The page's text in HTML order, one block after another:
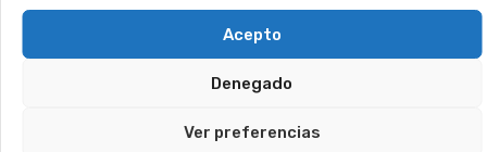
Acepto
Denegado
Ver preferencias
Las tarjetas con pago aplazado generan
intereses desproporcionados y te atrapan en
una espiral de pagos interminables. Muchos
usuarios no fueron informados correctamente,